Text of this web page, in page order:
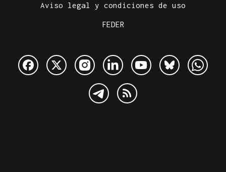
Aviso legal y condiciones de uso
FEDER